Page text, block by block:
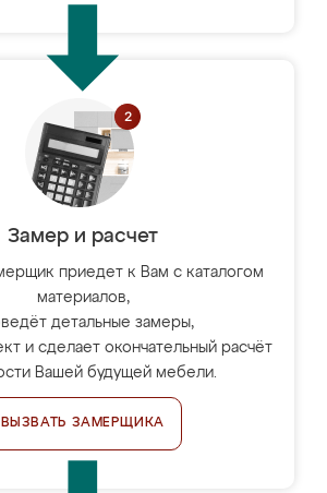
Замер и расчет
приедет к Вам с каталогом
материалов,
детальные замеры,
и сделает окончательный расчёт
Вашей будущей мебели.
ВЫЗВАТЬ ЗАМЕРЩИКА